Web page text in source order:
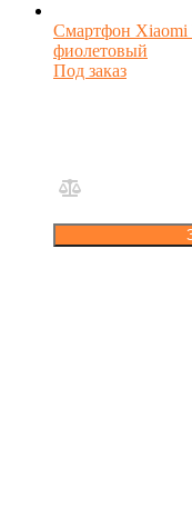
Смартфон Xiaomi
фиолетовый
Под заказ